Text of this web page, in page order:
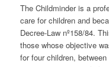
The Childminder is a
care for children and
Decree-Law nº158/84.
those whose objective
for four children,